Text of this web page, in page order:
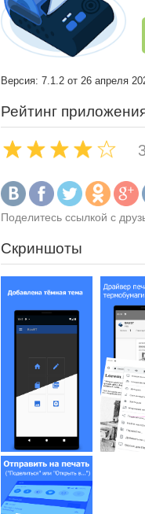
Версия: 7.1.2 от 26 апреля
Рейтинг
Поделитесь ссылкой с
Скриншоты